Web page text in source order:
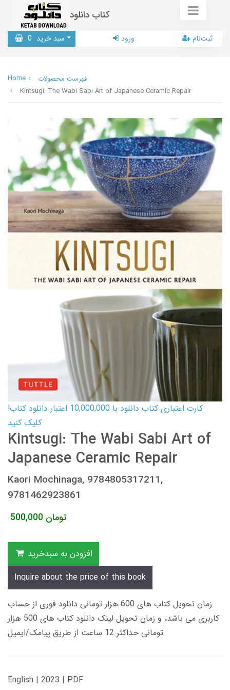
کتاب دانلود
سبد خرید 0 ورود ثبت‌نام
Home
فهرست محصولات
Kintsugi: The Wabi Sabi Art of Japanese Ceramic Repair
کارت اعتباری کتاب دانلود با 10,000,000 اعتبار دانلود کتاب!
کلیک کنید
Kintsugi: The Wabi Sabi Art of
Japanese Ceramic Repair
Kaori Mochinaga, 9784805317211,
9781462923861
500,000 تومان
افزودن به سبدخرید
Inquire about the price of this book
زمان تحویل کتاب های 600 هزار تومانی دانلود فوری از حساب
کاربری می باشد، و زمان تحویل لینک دانلود کتاب های 500 هزار
تومانی حداکثر 12 ساعت از طریق پیامک/ایمیل
English | 2023 | PDF